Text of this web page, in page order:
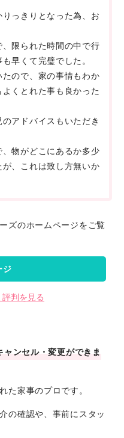
っきりとなった為、お
限られた時間の中で行
早くて完璧でした。
ので、家の事情もわか
くとれた事も良かった
アドバイスもいただき
物がどこにあるか多少
、これは致し方無いか
ズのホームページをご覧
ジ
判を見る
ンセル・変更ができま
た家事のプロです。
の確認や、事前にスタッ